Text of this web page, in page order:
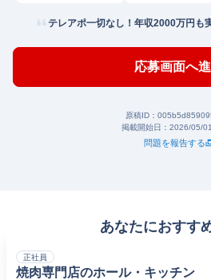
テレアポ一切なし！年収2000万円も
応募画面へ
原稿ID：
掲載開始日： 2026/05/01
問題を報告する
あなたにおすす
正社員
焼肉専門店のホール・キッチン